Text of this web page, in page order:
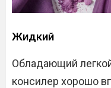
Жидкий
Обладающий
консилер хорошо